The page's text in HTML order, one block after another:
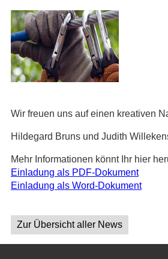
Wir freuen uns auf einen kreativen
Hildegard Bruns und Judith
Mehr Informationen könnt Ihr hier
Einladung als PDF-Dokument
Einladung als Word-Dokument
Zur Übersicht aller News